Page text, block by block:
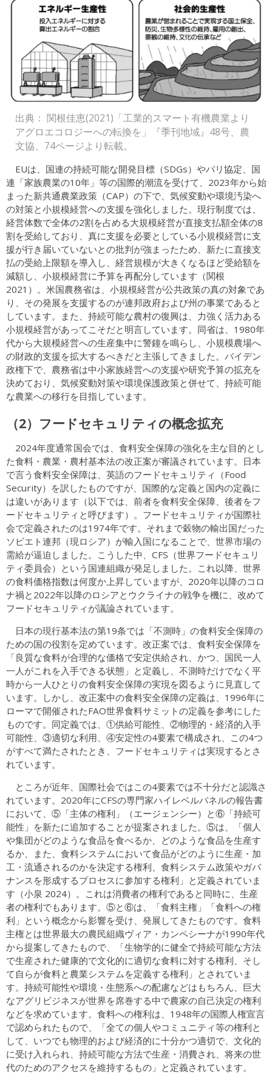
出典： 関根佳恵(2021)「工業的スマート有機農業より
アグロエコロジーへの転換を」『季刊地域』48号、農
文協、74ページより転載。
EUは、国連の持続可能な開発目標（SDGs）やパリ協定、国
連「家族農業の10年」等の国際的潮流を受けて、2023年から始
まった新共通農業政策（CAP）の下で、気候変動や環境汚染へ
の対策と小規模経営への支援を強化しました。現行制度では、
経営体数で全体の2割を占める大規模経営が直接支払額全体の8
割を受給しており、真に支援を必要としている小規模経営に支
援が行き届いていないとの批判が強まったため、新たに直接支
払の受給上限額を導入し、経営規模が大きくなるほど受給額を
減額し、小規模経営に予算を再配分しています（関根
2021）。米国農務省は、小規模経営が公共政策の真の対象であ
り、その発展を支援するのが連邦政府および州の事業であると
しています。また、持続可能な農村の復興は、力強く活力ある
小規模経営があってこそだと明言しています。同省は、1980年
代から大規模経営への生産集中に警鐘を鳴らし、小規模農場へ
の財政的支援を拡大するべきだと主張してきました。バイデン
政権下で、農務省は中小家族経営への支援や研究予算の拡充を
決めており、気候変動対策や環境保護政策と併せて、持続可能
な農業への移行を目指しています。
（2）フードセキュリティの概念拡充
2024年度通常国会では、食料安全保障の強化を主な目的とし
た食料・農業・農村基本法の改正案が審議されています。日本
で言う食料安全保障は、英語のフードセキュリティ（Food
Security）を訳したものですが、国際的な定義と国内の定義に
は違いがあります（以下では、前者を食料安全保障、後者をフ
ードセキュリティと呼びます）。フードセキュリティが国際社
会で定義されたのは1974年です。それまで穀物の輸出国だった
ソビエト連邦（現ロシア）が輸入国になることで、世界市場の
需給が逼迫しました。こうした中、CFS（世界フードセキュリ
ティ委員会）という国連組織が発足しました。これ以降、世界
の食料価格指数は何度か上昇していますが、2020年以降のコロ
ナ禍と2022年以降のロシアとウクライナの戦争を機に、改めて
フードセキュリティが議論されています。
日本の現行基本法の第19条では「不測時」の食料安全保障の
ための国の役割を定めています。改正案では、食料安全保障を
「良質な食料が合理的な価格で安定供給され、かつ、国民一人
一人がこれを入手できる状態」と定義し、不測時だけでなく平
時から一人ひとりの食料安全保障の実現を図るように見直して
います。しかし、改正案中の食料安全保障の定義は、1996年に
ローマで開催されたFAO世界食料サミットの定義を参考にした
ものです。同定義では、①供給可能性、②物理的・経済的入手
可能性、③適切な利用、④安定性の4要素で構成され、この4つ
がすべて満たされたとき、フードセキュリティは実現するとさ
れています。
ところが近年、国際社会ではこの4要素では不十分だと認識さ
れています。2020年にCFSの専門家ハイレベルパネルの報告書
において、⑤「主体の権利」（エージェンシー）と⑥「持続可
能性」を新たに追加することが提案されました。⑤は、「個人
や集団がどのような食品を食べるか、どのような食品を生産す
るか、また、食料システムにおいて食品がどのように生産・加
工・流通されるのかを決定する権利、食料システム政策やガバ
ナンスを形成するプロセスに参加する権利」と定義されていま
す（小泉 2024）。これは消費者の権利であると同時に、生産
者の権利でもあります。⑤と⑥は、「食料主権」「食料への権
利」という概念から影響を受け、発展してきたものです。食料
主権とは世界最大の農民組織ヴィア・カンペシーナが1990年代
から提案してきたもので、「生物学的に健全で持続可能な方法
で生産された健康的で文化的に適切な食料に対する権利、そし
て自らが食料と農業システムを定義する権利」とされていま
す。持続可能性や環境・生態系への配慮などはもちろん、巨大
なアグリビジネスが世界を席巻する中で農家の自己決定の権利
などを求めています。食料への権利は、1948年の国際人権宣言
で認められたもので、「全ての個人やコミュニティ等の権利と
して、いつでも物理的および経済的に十分かつ適切で、文化的
に受け入れられ、持続可能な方法で生産・消費され、将来の世
代のためのアクセスを維持するもの」と定義されています。